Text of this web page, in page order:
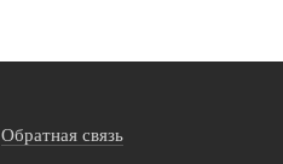
Обратная связь